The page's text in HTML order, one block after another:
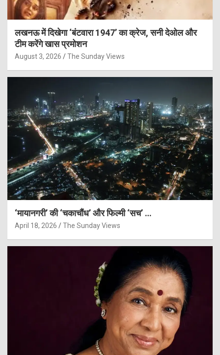
लखनऊ में दिखेगा ‘बंटवारा 1947’ का क्रेज, सनी देओल और
टीम करेंगे खास प्रमोशन
August 3, 2026 The Sunday Views
‘मायानगरी’ की ‘चकाचौंध’ और फिल्मी ‘सच’ …
April 18, 2026 The Sunday Views